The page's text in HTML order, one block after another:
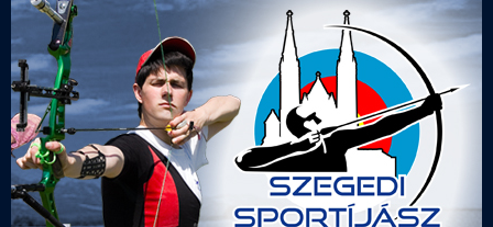
Ugrás
a
tartalomra